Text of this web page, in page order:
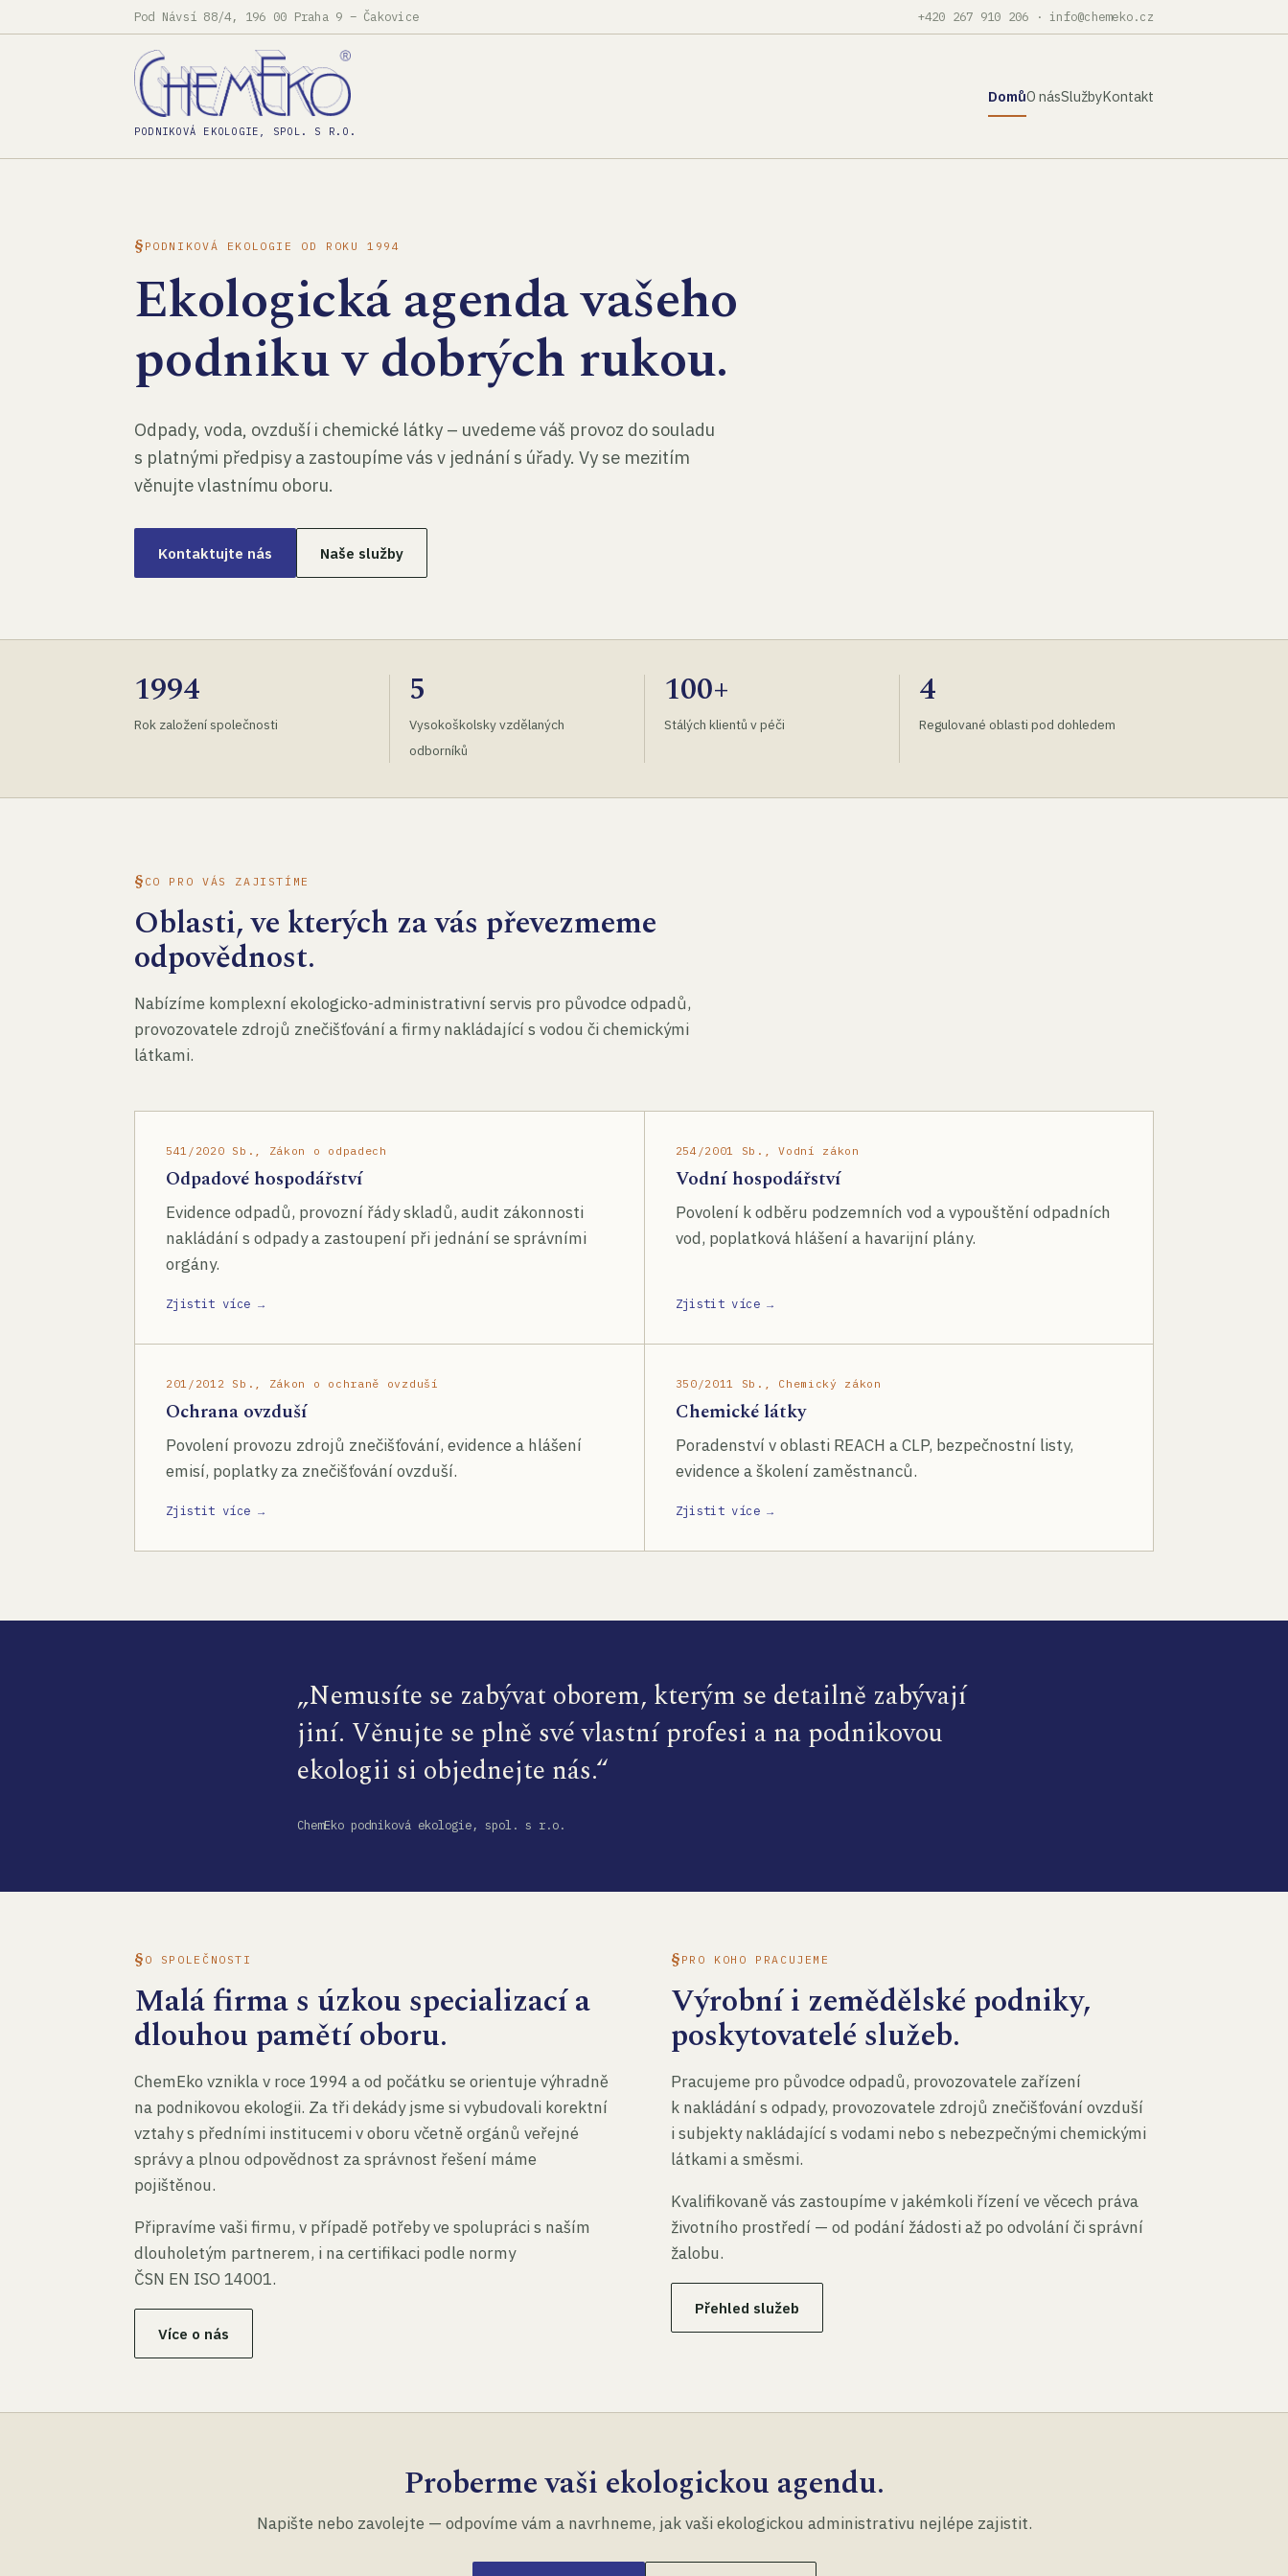
Pod Návsí 88/4, 196 00 Praha 9 – Čakovice +420 267 910 206 · info@chemeko.cz
PODNIKOVÁ EKOLOGIE, SPOL. S R.O.
DomůO násSlužbyKontakt
PODNIKOVÁ EKOLOGIE OD ROKU 1994
Ekologická agenda vašeho
podniku v dobrých rukou.
Odpady, voda, ovzduší i chemické látky – uvedeme váš provoz do souladu
s platnými předpisy a zastoupíme vás v jednání s úřady. Vy se mezitím
věnujte vlastnímu oboru.
Kontaktujte nás Naše služby
1994
Rok založení společnosti
5
Vysokoškolsky vzdělaných
odborníků
100+
Stálých klientů v péči
4
Regulované oblasti pod dohledem
CO PRO VÁS ZAJISTÍME
Oblasti, ve kterých za vás převezmeme
odpovědnost.
Nabízíme komplexní ekologicko-administrativní servis pro původce odpadů,
provozovatele zdrojů znečišťování a firmy nakládající s vodou či chemickými
látkami.
541/2020 Sb., Zákon o odpadech
Odpadové hospodářství
Evidence odpadů, provozní řády skladů, audit zákonnosti
nakládání s odpady a zastoupení při jednání se správními
orgány.
Zjistit více →
254/2001 Sb., Vodní zákon
Vodní hospodářství
Povolení k odběru podzemních vod a vypouštění odpadních
vod, poplatková hlášení a havarijní plány.
Zjistit více →
201/2012 Sb., Zákon o ochraně ovzduší
Ochrana ovzduší
Povolení provozu zdrojů znečišťování, evidence a hlášení
emisí, poplatky za znečišťování ovzduší.
Zjistit více →
350/2011 Sb., Chemický zákon
Chemické látky
Poradenství v oblasti REACH a CLP, bezpečnostní listy,
evidence a školení zaměstnanců.
Zjistit více →
„Nemusíte se zabývat oborem, kterým se detailně zabývají
jiní. Věnujte se plně své vlastní profesi a na podnikovou
ekologii si objednejte nás.“
ChemEko podniková ekologie, spol. s r.o.
O SPOLEČNOSTI
Malá firma s úzkou specializací a
dlouhou pamětí oboru.
ChemEko vznikla v roce 1994 a od počátku se orientuje výhradně
na podnikovou ekologii. Za tři dekády jsme si vybudovali korektní
vztahy s předními institucemi v oboru včetně orgánů veřejné
správy a plnou odpovědnost za správnost řešení máme
pojištěnou.
Připravíme vaši firmu, v případě potřeby ve spolupráci s naším
dlouholetým partnerem, i na certifikaci podle normy
ČSN EN ISO 14001.
Více o nás
PRO KOHO PRACUJEME
Výrobní i zemědělské podniky,
poskytovatelé služeb.
Pracujeme pro původce odpadů, provozovatele zařízení
k nakládání s odpady, provozovatele zdrojů znečišťování ovzduší
i subjekty nakládající s vodami nebo s nebezpečnými chemickými
látkami a směsmi.
Kvalifikovaně vás zastoupíme v jakémkoli řízení ve věcech práva
životního prostředí — od podání žádosti až po odvolání či správní
žalobu.
Přehled služeb
Proberme vaši ekologickou agendu.
Napište nebo zavolejte — odpovíme vám a navrhneme, jak vaši ekologickou administrativu nejlépe zajistit.